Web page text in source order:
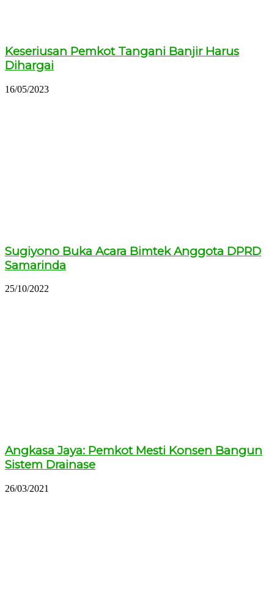
Keseriusan Pemkot Tangani Banjir Harus
Dihargai
16/05/2023
Sugiyono Buka Acara Bimtek Anggota DPRD
Samarinda
25/10/2022
Angkasa Jaya: Pemkot Mesti Konsen Bangun
Sistem Drainase
26/03/2021